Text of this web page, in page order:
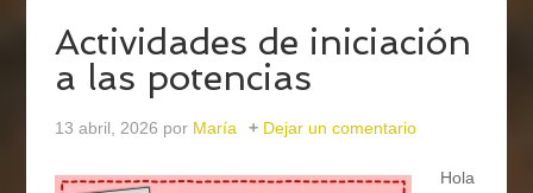
Actividades de iniciación
a las potencias
13 abril, 2026 por María Dejar un comentario
Hola